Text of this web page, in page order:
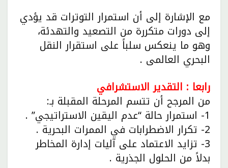
مع الإشارة إلى أن استمرار التوترات قد يؤدي
إلى دورات متكررة من التصعيد والتهدئة،
وهو ما ينعكس سلباً على استقرار النقل
البحري العالمى .
رابعا : التقدير الاستشرافي
من المرجح أن تتسم المرحلة المقبلة بـ:
1- استمرار حالة “عدم اليقين الاستراتيجي” .
2- تكرار الاضطرابات في الممرات البحرية .
3- تزايد الاعتماد على آليات إدارة المخاطر
بدلاً من الحلول الجذرية .